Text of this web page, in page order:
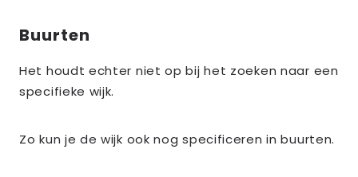
Buurten
Het houdt echter niet op bij het zoeken naar een
specifieke wijk.
Zo kun je de wijk ook nog specificeren in buurten.